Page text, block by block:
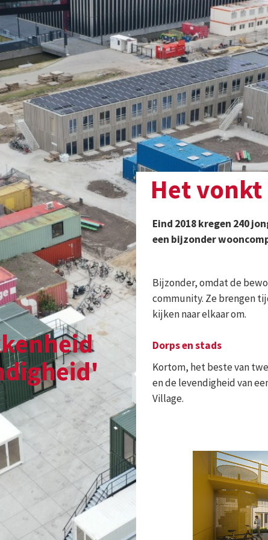
Het vonkt in Spark Village
Eind 2018 kregen 240 jongeren de sleutel van hun nieuwe woning in
een bijzonder wooncomplex.
Bijzonder, omdat de bewoners samen bouwen aan een actieve
community. Ze brengen tijd door met elkaar. Ze leren van elkaar. En ze
kijken naar elkaar om.
Dorps en stads
Kortom, het beste van twee werelden: de betrokkenheid van een dorp
en de levendigheid van een stad. De naam van dit wooncomplex: Spark
Village.
Wat betekent Spark Village?
'Samen bouwen we een
community met nieuwe